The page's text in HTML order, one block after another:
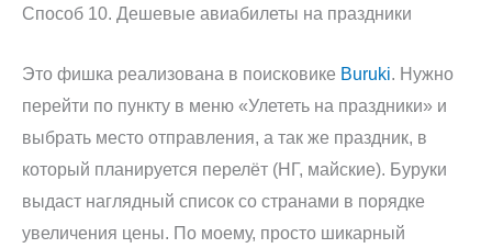
Способ 10. Дешевые авиабилеты на праздники
Это фишка реализована в поисковике Buruki. Нужно
перейти по пункту в меню «Улететь на праздники» и
выбрать место отправления, а так же праздник, в
который планируется перелёт (НГ, майские). Буруки
выдаст наглядный список со странами в порядке
увеличения цены. По моему, просто шикарный